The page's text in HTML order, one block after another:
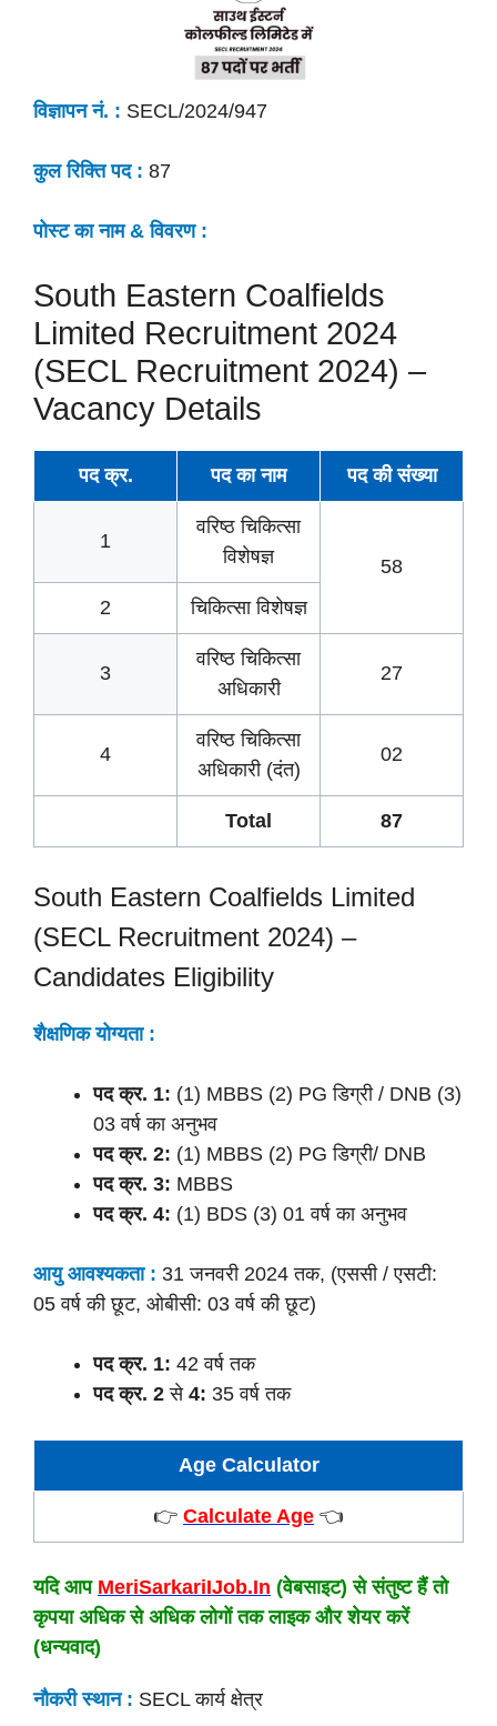
विज्ञापन नं. : SECL/2024/947
कुल रिक्ति पद : 87
पोस्ट का नाम & विवरण :
South Eastern Coalfields
Limited Recruitment 2024
(SECL Recruitment 2024) –
Vacancy Details
पद क्र. पद का नाम पद की संख्या
1
वरिष्ठ चिकित्सा
विशेषज्ञ
58
2
चिकित्सा विशेषज्ञ
3
वरिष्ठ चिकित्सा
अधिकारी
27
4
वरिष्ठ चिकित्सा
अधिकारी (दंत)
02
Total 87
South Eastern Coalfields Limited
(SECL Recruitment 2024) –
Candidates Eligibility
शैक्षणिक योग्यता :
पद क्र. 1: (1) MBBS (2) PG डिग्री / DNB (3)
03 वर्ष का अनुभव
पद क्र. 2: (1) MBBS (2) PG डिग्री/ DNB
पद क्र. 3: MBBS
पद क्र. 4: (1) BDS (3) 01 वर्ष का अनुभव
आयु आवश्यकता : 31 जनवरी 2024 तक, (एससी / एसटी:
05 वर्ष की छूट, ओबीसी: 03 वर्ष की छूट)
पद क्र. 1: 42 वर्ष तक
पद क्र. 2 से 4: 35 वर्ष तक
Age Calculator
👉 Calculate Age 👈
यदि आप MeriSarkariIJob.In (वेबसाइट) से संतुष्ट हैं तो
कृपया अधिक से अधिक लोगों तक लाइक और शेयर करें
(धन्यवाद)
नौकरी स्थान : SECL कार्य क्षेत्र